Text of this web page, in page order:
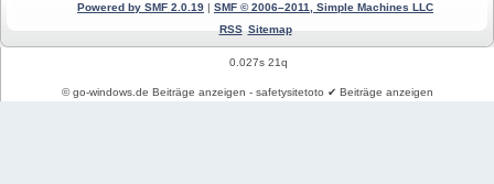
Powered by SMF 2.0.19 | SMF © 2006–2011, Simple Machines LLC
RSS Sitemap
0.027s 21q
© go-windows.de Beiträge anzeigen - safetysitetoto ✔ Beiträge anzeigen